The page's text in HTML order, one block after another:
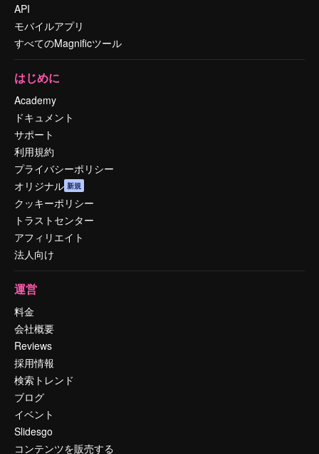
API
モバイルアプリ
すべてのMagnificツール
はじめに
Academy
ドキュメント
サポート
利用規約
プライバシーポリシー
オリジナル 新規
クッキーポリシー
トラストセンター
アフィリエイト
法人向け
運営
料金
会社概要
Reviews
採用情報
検索トレンド
ブログ
イベント
Slidesgo
コンテンツを販売する